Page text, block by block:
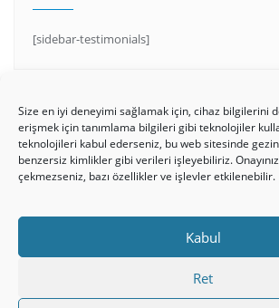
Size en iyi deneyimi sağlamak için, cihaz bilgilerini
erişmek için tanımlama bilgileri gibi teknolojiler
teknolojileri kabul ederseniz, bu web sitesinde
benzersiz kimlikler gibi verileri işleyebiliriz.
çekmezseniz, bazı özellikler ve işlevler etkilenebilir.
Kabul
Ret
[sidebar-testimonials]
Video
ABNSAT Türkiye – Canlı